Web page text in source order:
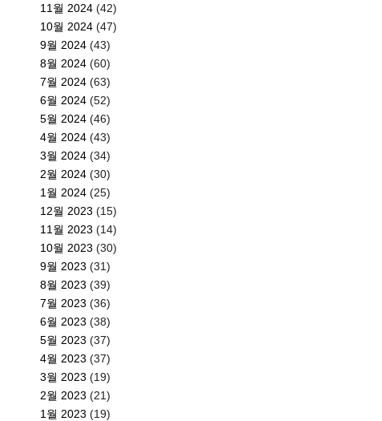
11월 2024 (42)
10월 2024 (47)
9월 2024 (43)
8월 2024 (60)
7월 2024 (63)
6월 2024 (52)
5월 2024 (46)
4월 2024 (43)
3월 2024 (34)
2월 2024 (30)
1월 2024 (25)
12월 2023 (15)
11월 2023 (14)
10월 2023 (30)
9월 2023 (31)
8월 2023 (39)
7월 2023 (36)
6월 2023 (38)
5월 2023 (37)
4월 2023 (37)
3월 2023 (19)
2월 2023 (21)
1월 2023 (19)